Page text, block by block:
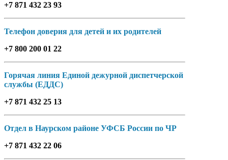
+7 871 432 23 93
Телефон доверия для детей и их родителей
+7 800 200 01 22
Горячая линия Единой дежурной диспетчерской
службы (ЕДДС)
+7 871 432 25 13
Отдел в Наурском районе УФСБ России по ЧР
+7 871 432 22 06